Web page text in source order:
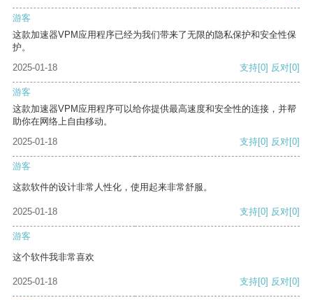
游客
这款加速器VPM应用程序已经为我们带来了无限的隐私保护和安全性保
护。
2025-01-18
支持[0] 反对[0]
游客
这款加速器VPM应用程序可以给你提供最高速度和安全性的连接，并帮
助你在网络上自由移动。
2025-01-18
支持[0] 反对[0]
游客
这款软件的设计非常人性化，使用起来非常舒服。
2025-01-18 支持[0] 反对[0]
游客
这个软件我非常喜欢
2025-01-18 支持[0] 反对[0]